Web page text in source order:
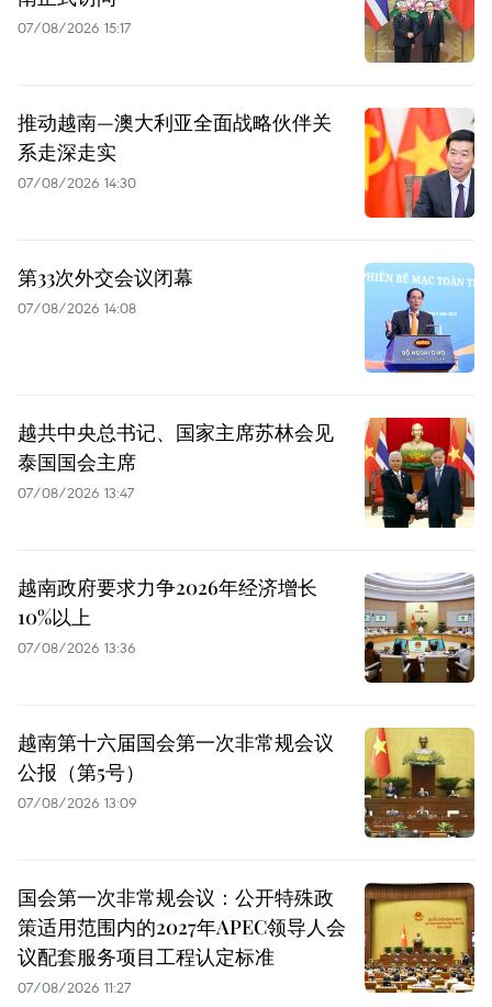
07/08/2026 15:17
推动越南—澳大利亚全面战略伙伴关
系走深走实
07/08/2026 14:30
第33次外交会议闭幕
07/08/2026 14:08
越共中央总书记、国家主席苏林会见
泰国国会主席
07/08/2026 13:47
越南政府要求力争2026年经济增长
10%以上
07/08/2026 13:36
越南第十六届国会第一次非常规会议
公报（第5号）
07/08/2026 13:09
国会第一次非常规会议：公开特殊政
策适用范围内的2027年APEC领导人会
议配套服务项目工程认定标准
07/08/2026 11:27